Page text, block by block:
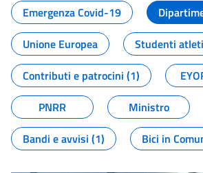
Emergenza Covid-19
Unione Europea
Studenti atleti
Contributi e patrocini (1)
PNRR
Ministro
Bandi e avvisi (1)
Bici in